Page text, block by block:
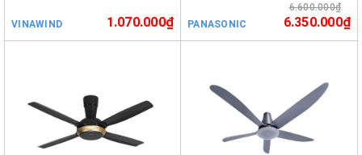
VINAWIND 1.070.000₫ PANASONIC
6.600.000₫
6.350.000₫